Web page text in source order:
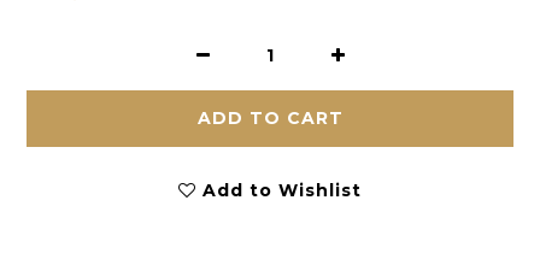
ADD TO CART
Add to Wishlist